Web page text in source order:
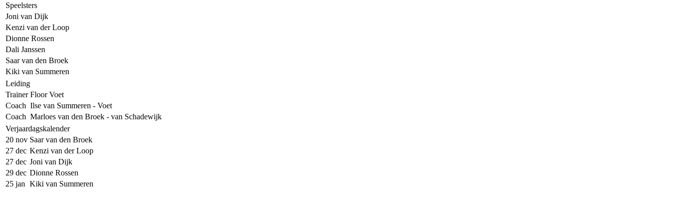
Speelsters
Joni van Dijk
Kenzi van der Loop
Dionne Rossen
Dali Janssen
Saar van den Broek
Kiki van Summeren
Leiding
Trainer Floor Voet
Coach Ilse van Summeren - Voet
Coach Marloes van den Broek - van Schadewijk
Verjaardagskalender
20 nov Saar van den Broek
27 dec Kenzi van der Loop
27 dec Joni van Dijk
29 dec Dionne Rossen
25 jan Kiki van Summeren